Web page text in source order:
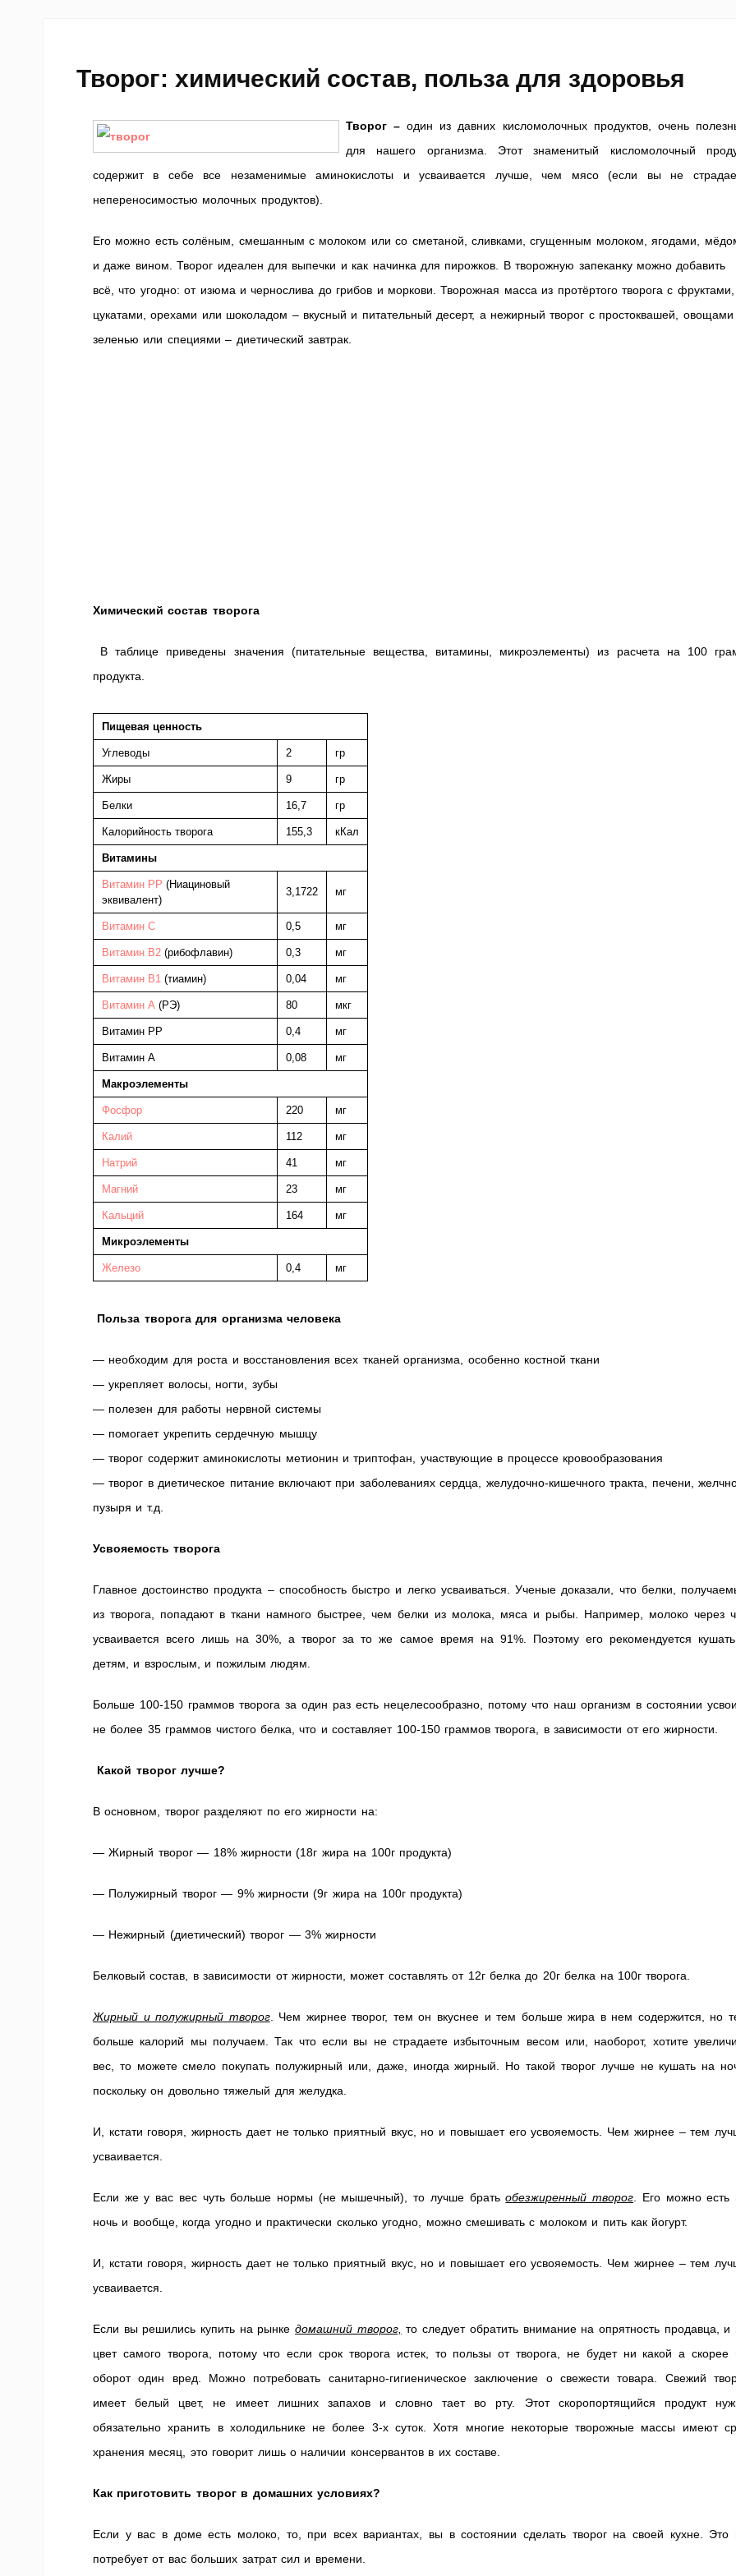
Творог: химический состав, польза для здоровья
Творог –один из давних кисломолочных продуктов, очень
для нашего организма. Этот знаменитый кисломолочный
содержит в себе все незаменимые аминокислоты и усваивается лучше, чем мясо (если вы не
непереносимостью молочных продуктов).
Его можно есть солёным, смешанным с молоком или со сметаной, сливками, сгущенным молоком, ягодами,
и даже вином. Творог идеален для выпечки и как начинка для пирожков. В творожную запеканку можно добавить
всё, что угодно: от изюма и чернослива до грибов и моркови. Творожная масса из протёртого творога с фруктами,
цукатами, орехами или шоколадом – вкусный и питательный десерт, а нежирный творог с простоквашей, овощами
зеленью или специями – диетический завтрак.
Химический состав творога
В таблице приведены значения (питательные вещества, витамины, микроэлементы) из расчета на 100
продукта.
Пищевая ценность
Углеводы 2 гр
Жиры 9 гр
Белки 16,7 гр
Калорийность творога 155,3 кКал
Витамины
Витамин PP (Ниациновый
эквивалент)
3,1722 мг
Витамин C 0,5 мг
Витамин В2(рибофлавин) 0,3 мг
Витамин B1(тиамин) 0,04 мг
Витамин A(РЭ) 80 мкг
Витамин PP 0,4 мг
Витамин A 0,08 мг
Макроэлементы
Фосфор 220 мг
Калий 112 мг
Натрий 41 мг
Магний 23 мг
Кальций 164 мг
Микроэлементы
Железо 0,4 мг
Польза творога для организма человека
— необходим для роста и восстановления всех тканей организма, особенно костной ткани
— укрепляет волосы, ногти, зубы
— полезен для работы нервной системы
— помогает укрепить сердечную мышцу
— творог содержит аминокислоты метионин и триптофан, участвующие в процессе кровообразования
— творог в диетическое питание включают при заболеваниях сердца, желудочно-кишечного тракта, печени,
пузыря и т.д.
Усвояемость творога
Главное достоинство продукта – способность быстро и легко усваиваться. Ученые доказали, что белки,
из творога, попадают в ткани намного быстрее, чем белки из молока, мяса и рыбы. Например, молоко через
усваивается всего лишь на 30%, а творог за то же самое время на 91%. Поэтому его рекомендуется
детям, и взрослым, и пожилым людям.
Больше 100-150 граммов творога за один раз есть нецелесообразно, потому что наш организм в состоянии
не более 35 граммов чистого белка, что и составляет 100-150 граммов творога, в зависимости от его жирности.
Какой творог лучше?
В основном, творог разделяют по его жирности на:
— Жирный творог — 18% жирности (18г жира на 100г продукта)
— Полужирный творог — 9% жирности (9г жира на 100г продукта)
— Нежирный (диетический) творог — 3% жирности
Белковый состав, в зависимости от жирности, может составлять от 12г белка до 20г белка на 100г творога.
Жирный и полужирный творог. Чем жирнее творог, тем он вкуснее и тем больше жира в нем содержится, но
больше калорий мы получаем. Так что если вы не страдаете избыточным весом или, наоборот, хотите
вес, то можете смело покупать полужирный или, даже, иногда жирный. Но такой творог лучше не кушать на
поскольку он довольно тяжелый для желудка.
И, кстати говоря, жирность дает не только приятный вкус, но и повышает его усвояемость. Чем жирнее – тем
усваивается.
Если же у вас вес чуть больше нормы (не мышечный), то лучше братьобезжиренный творог . Его можно есть
ночь и вообще, когда угодно и практически сколько угодно, можно смешивать с молоком и пить как йогурт.
И, кстати говоря, жирность дает не только приятный вкус, но и повышает его усвояемость. Чем жирнее – тем
усваивается.
Если вы решились купить на рынкедомашний творог, то следует обратить внимание на опрятность продавца, и
цвет самого творога, потому что если срок творога истек, то пользы от творога, не будет ни какой а скорее
оборот один вред. Можно потребовать санитарно-гигиеническое заключение о свежести товара. Свежий
имеет белый цвет, не имеет лишних запахов и словно тает во рту. Этот скоропортящийся продукт
обязательно хранить в холодильнике не более 3-х суток. Хотя многие некоторые творожные массы имеют
хранения месяц, это говорит лишь о наличии консервантов в их составе.
Как приготовить творог в домашних условиях?
Если у вас в доме есть молоко, то, при всех вариантах, вы в состоянии сделать творог на своей кухне. Это
потребует от вас больших затрат сил и времени.